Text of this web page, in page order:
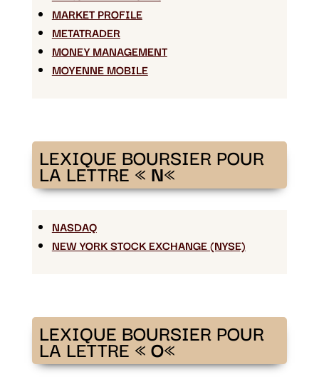
MARKET PROFILE
METATRADER
MONEY MANAGEMENT
MOYENNE MOBILE
LEXIQUE BOURSIER POUR
LA LETTRE «N«
NASDAQ
NEW YORK STOCK EXCHANGE (NYSE)
LEXIQUE BOURSIER POUR
LA LETTRE «O«